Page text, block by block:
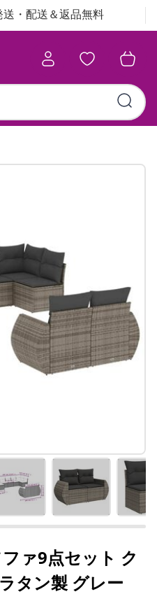
・配送＆返品無料
ァ9点セット ク
タン製 グレー